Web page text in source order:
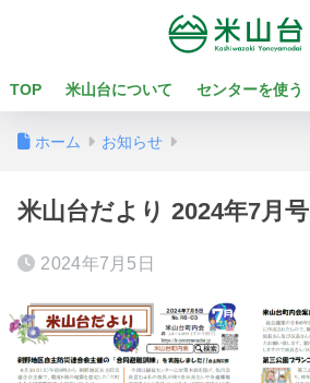
TOP 米山台について センターを使う
ホーム お知らせ
米山台だより 2024年7月号
2024年7月5日